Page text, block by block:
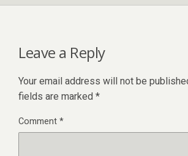
Leave a Reply
Your email address will not be
fields are marked *
Comment*